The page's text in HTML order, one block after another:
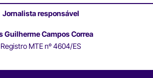
Jornalista responsável
Guilherme Campos Correa
Registro MTE nº 4604/ES